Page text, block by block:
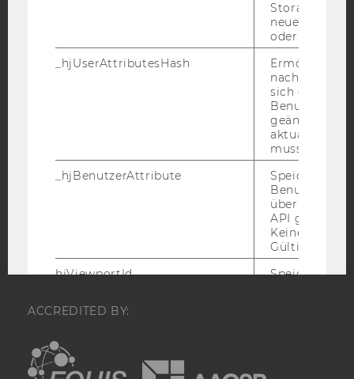
BARRIEREFREIHEITSERKLÄRUNG WEBSEITE
DATENSCHUTZERKLÄRUNG SOCIAL MEDIA
STUDIENBEWERBER*INNEN UND STUDIERENDE
Barrierefreiheitserklärung
ACCREDITED BY:
EQUIS
Storage auf
neuesten
oder nicht.
_hjUserAttributesHash
Ermöglicht
sich ein
geändert hat
aktualisiert
muss.
_hjBenutzerAttribute
Speichert
über die
API gesendet
Keine
hjViewportId
Speichert
hjActiveViewportIds